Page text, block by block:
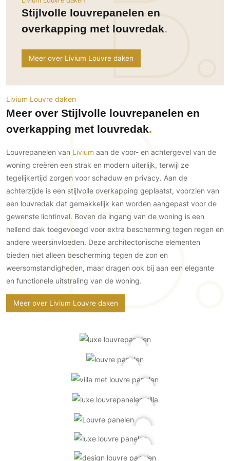
Woondecoratie
Inrichting
Roomdividers
Verlichting
Haarden
Trappen
Keuken
Keukens
Keukenapparatuur
Keukenbladen
Keukenaccessoires
Keukenkranen
Ramen en deuren
Binnendeuren
Aluminium deuren
Beton Ciré vloeren
Ramen
Buitendeuren
Deursystemen
Glazen wandsystemen
Zonwering
Buitenshutters
Overig
Autolift
3D visualisaties
Gevel
Gevelbekleding
Gevelstenen
Stucwerk
Schilderwerk buiten
Tuinmeubelen
Tuinverlichting
Omheining
Buitenvloeren
Houten buitenvloeren
Natuursteen en keramiek
buitenvloeren
Vlonders
Zonwering
Zonwering buiten
Kinderkamer
Serre/Veranda
Toilet
Werkkamer
Wijnkelder
Woonkamer
Buitenkijken
Bijgebouw / Poolhouse
Terrasoverkapping
Tuin
Villa
Zwembad
Zakelijk
Horeca
Kantoor
Stijlvolle louvrepanelen en
overkapping met louvredak
Meer over Livium Louvre daken
Livium Louvre daken
Meer over Stijlvolle louvrepanelen en
overkapping met louvredak
Louvrepanelen van Livium aan de voor- en achtergevel van de
woning creëren een strak en modern uiterlijk, terwijl ze
tegelijkertijd zorgen voor schaduw en privacy. Aan de
achterzijde is een stijlvolle overkapping geplaatst, voorzien van
een louvredak dat gemakkelijk kan worden aangepast voor de
gewenste lichtinval. Boven de ingang van de woning is een
hellend dak toegevoegd voor extra bescherming tegen regen en
andere weersinvloeden. Deze architectonische elementen
bieden niet alleen bescherming tegen de zon en
weersomstandigheden, maar dragen ook bij aan een elegante
en functionele uitstraling van de woning.
Meer over Livium Louvre daken